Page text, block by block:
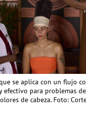
se aplica con un flujo
efectivo para problemas de
de cabeza. Foto: